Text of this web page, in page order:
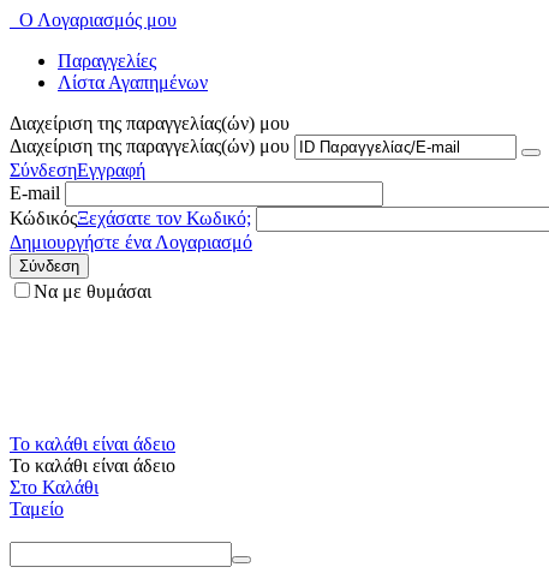
Ο Λογαριασμός μου
Παραγγελίες
Λίστα Αγαπημένων
Διαχείριση της παραγγελίας(ών) μου
Διαχείριση της παραγγελίας(ών) μου
ΣύνδεσηΕγγραφή
E-mail
ΚώδικόςΞεχάσατε τον Κωδικό;
Δημιουργήστε ένα Λογαριασμό
Σύνδεση
Να με θυμάσαι
Το καλάθι είναι άδειο
Το καλάθι είναι άδειο
Στο Καλάθι
Ταμείο